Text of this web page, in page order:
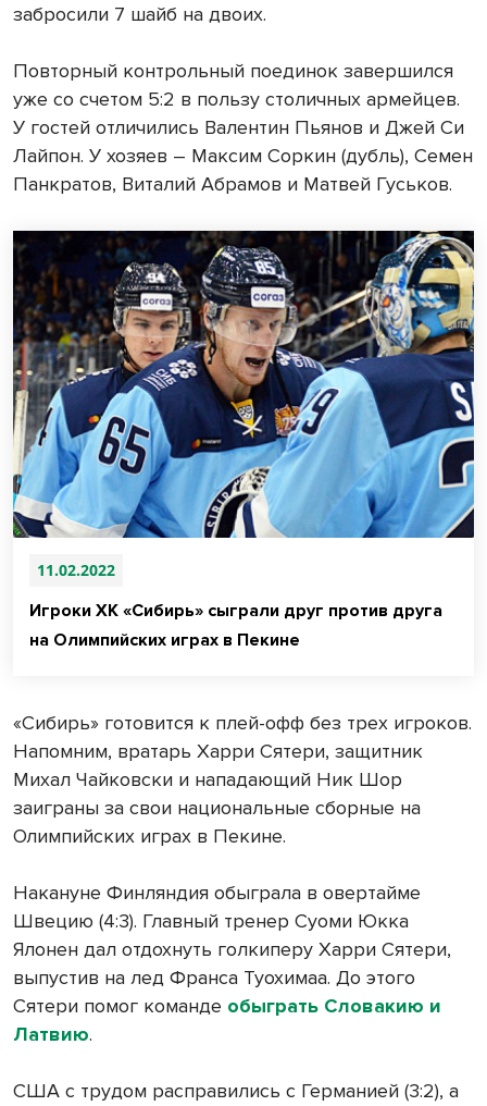
забросили 7 шайб на двоих.
Повторный контрольный поединок завершился
уже со счетом 5:2 в пользу столичных армейцев.
У гостей отличились Валентин Пьянов и Джей Си
Лайпон. У хозяев – Максим Соркин (дубль), Семен
Панкратов, Виталий Абрамов и Матвей Гуськов.
11.02.2022
Игроки ХК «Сибирь» сыграли друг против друга
на Олимпийских играх в Пекине
«Сибирь» готовится к плей-офф без трех игроков.
Напомним, вратарь Харри Сятери, защитник
Михал Чайковски и нападающий Ник Шор
заиграны за свои национальные сборные на
Олимпийских играх в Пекине.
Накануне Финляндия обыграла в овертайме
Швецию (4:3). Главный тренер Суоми Юкка
Ялонен дал отдохнуть голкиперу Харри Сятери,
выпустив на лед Франса Туохимаа. До этого
Сятери помог команде обыграть Словакию и
Латвию.
США с трудом расправились с Германией (3:2), а